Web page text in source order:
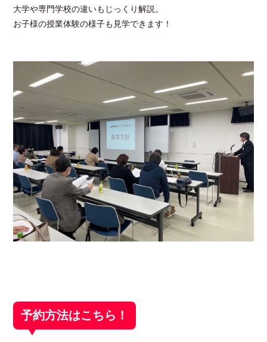
大学や専門学校の違いもじっくり解説。
お子様の授業体験の様子も見学できます！
予約方法はこちら！